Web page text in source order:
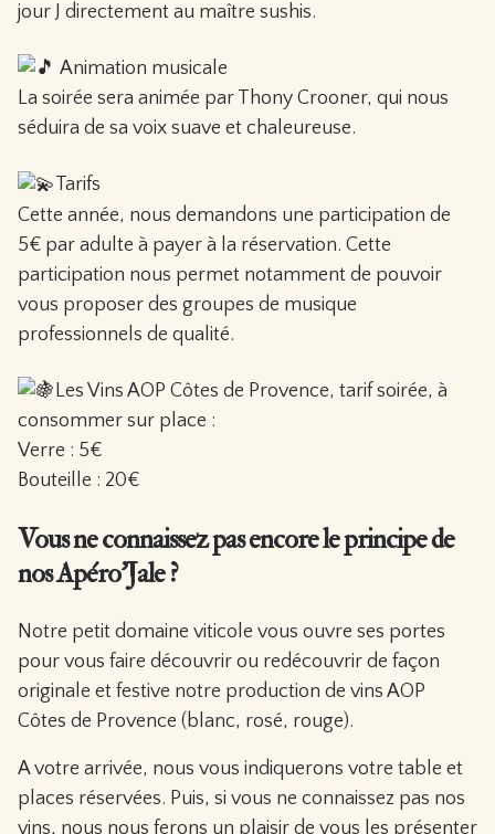
jour J directement au maître sushis.
Animation musicale
La soirée sera animée par Thony Crooner, qui nous
séduira de sa voix suave et chaleureuse.
Tarifs
Cette année, nous demandons une participation de
5€ par adulte à payer à la réservation. Cette
participation nous permet notamment de pouvoir
vous proposer des groupes de musique
professionnels de qualité.
Les Vins AOP Côtes de Provence, tarif soirée, à
consommer sur place :
Verre : 5€
Bouteille : 20€
Vous ne connaissez pas encore le principe de
nos Apéro’Jale ?
Notre petit domaine viticole vous ouvre ses portes
pour vous faire découvrir ou redécouvrir de façon
originale et festive notre production de vins AOP
Côtes de Provence (blanc, rosé, rouge).
A votre arrivée, nous vous indiquerons votre table et
places réservées. Puis, si vous ne connaissez pas nos
vins, nous nous ferons un plaisir de vous les présenter